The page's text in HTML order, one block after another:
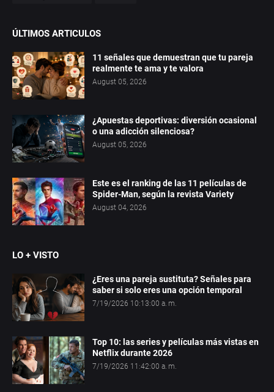
ÚLTIMOS ARTICULOS
11 señales que demuestran que tu pareja
realmente te ama y te valora
August 05, 2026
¿Apuestas deportivas: diversión ocasional
o una adicción silenciosa?
August 05, 2026
Este es el ranking de las 11 películas de
Spider-Man, según la revista Variety
August 04, 2026
LO + VISTO
¿Eres una pareja sustituta? Señales para
saber si solo eres una opción temporal
7/19/2026 10:13:00 a. m.
Top 10: las series y películas más vistas en
Netflix durante 2026
7/19/2026 11:42:00 a. m.